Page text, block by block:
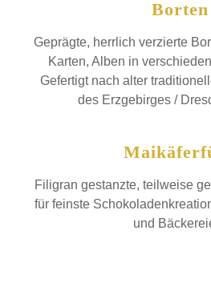
Borten
Geprägte, herrlich verzierte
Karten, Alben in
Gefertigt nach alter
des Erzgebirges /
Filigran gestanzte, teilweise
für feinste
und